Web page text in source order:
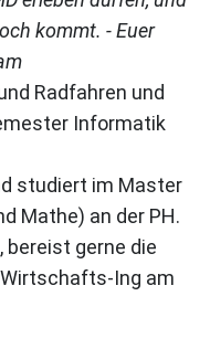
kommt. - Euer
Radfahren und
Informatik
studiert im Master
Mathe) an der PH.
bereist gerne die
Ing am